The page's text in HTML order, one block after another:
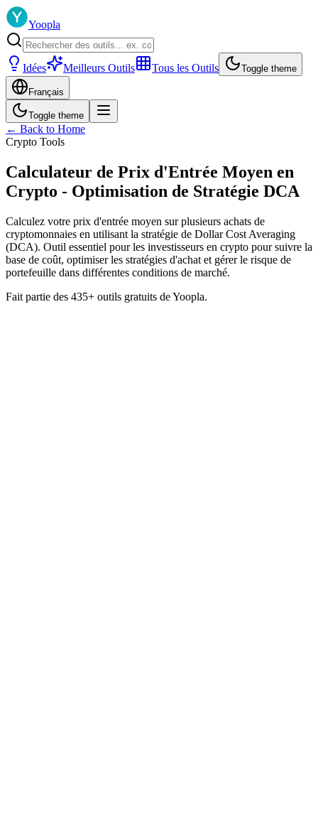
Yoopla
Idées Meilleurs Outils Tous les Outils Toggle theme
Français
Toggle theme
← Back to Home
Crypto Tools
Calculateur de Prix d'Entrée Moyen en
Crypto - Optimisation de Stratégie DCA
Calculez votre prix d'entrée moyen sur plusieurs achats de
cryptomonnaies en utilisant la stratégie de Dollar Cost Averaging
(DCA). Outil essentiel pour les investisseurs en crypto pour suivre la
base de coût, optimiser les stratégies d'achat et gérer le risque de
portefeuille dans différentes conditions de marché.
Fait partie des 435+ outils gratuits de Yoopla.